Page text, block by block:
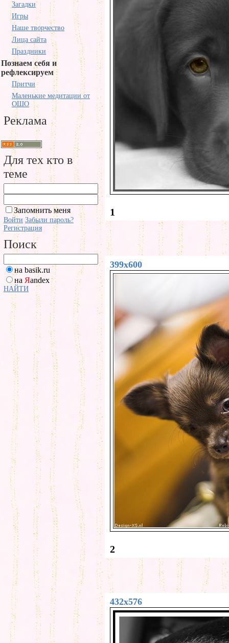
Загадки
Игры
Наше творчество
Лица сайта
Праздники
Познаем себя и
рефлексируем
Притчи
Маленькие медитации от
ОШО
Реклама
Для тех кто в
теме
Запомнить меня
Войти Забыли пароль?
Регистрация
Поиск
на basik.ru
на Яandex
НАЙТИ
1
399x600
2
432x576